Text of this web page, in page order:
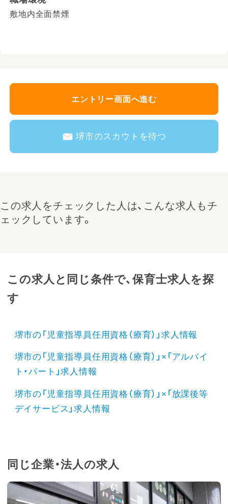
敷地内全面禁煙
エントリー画面へ進む
堺市のスカウトを待つ
この求人をチェックした人は、こんな求人もチ
ェックしています。
この求人と同じ条件で、保育士求人を探
す
堺市の「児童指導員任用資格（療育）」求人情報
堺市の「児童指導員任用資格（療育）」×「アルバイ
ト・パート」求人情報
堺市の「児童指導員任用資格（療育）」×「放課後等
デイサービス」求人情報
同じ企業・法人の求人